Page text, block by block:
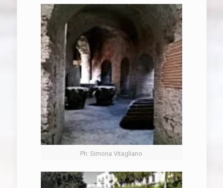
Ph: Simona Vitagliano